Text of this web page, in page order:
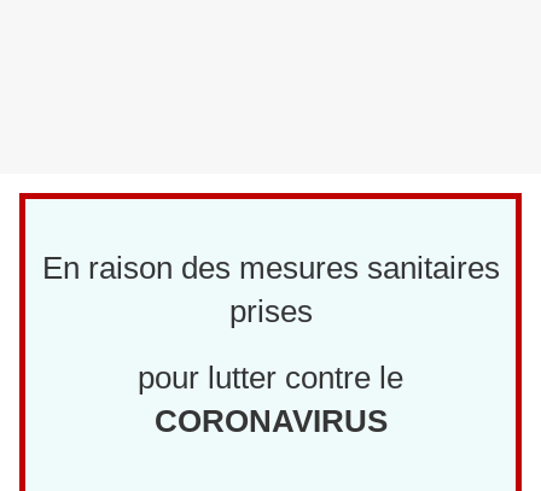
En raison des mesures sanitaires
prises
pour lutter contre le
CORONAVIRUS